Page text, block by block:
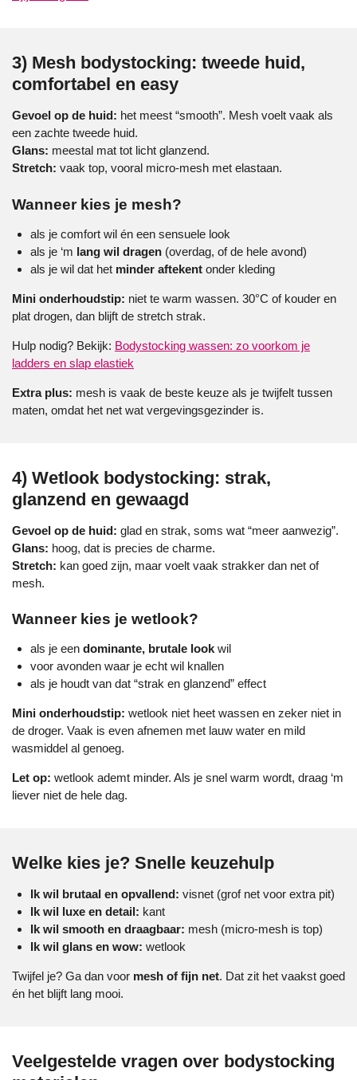
3) Mesh bodystocking: tweede huid,
comfortabel en easy
Gevoel op de huid: het meest “smooth”. Mesh voelt vaak als
een zachte tweede huid.
Glans: meestal mat tot licht glanzend.
Stretch: vaak top, vooral micro-mesh met elastaan.
Wanneer kies je mesh?
als je comfort wil én een sensuele look
als je ‘m lang wil dragen(overdag, of de hele avond)
als je wil dat het minder aftekentonder kleding
Mini onderhoudstip: niet te warm wassen. 30°C of kouder en
plat drogen, dan blijft de stretch strak.
Hulp nodig? Bekijk: Bodystocking wassen: zo voorkom je
ladders en slap elastiek
Extra plus: mesh is vaak de beste keuze als je twijfelt tussen
maten, omdat het net wat vergevingsgezinder is.
4) Wetlook bodystocking: strak,
glanzend en gewaagd
Gevoel op de huid: glad en strak, soms wat “meer aanwezig”.
Glans: hoog, dat is precies de charme.
Stretch: kan goed zijn, maar voelt vaak strakker dan net of
mesh.
Wanneer kies je wetlook?
als je een dominante, brutale lookwil
voor avonden waar je echt wil knallen
als je houdt van dat “strak en glanzend” effect
Mini onderhoudstip: wetlook niet heet wassen en zeker niet in
de droger. Vaak is even afnemen met lauw water en mild
wasmiddel al genoeg.
Let op: wetlook ademt minder. Als je snel warm wordt, draag ‘m
liever niet de hele dag.
Welke kies je? Snelle keuzehulp
Ik wil brutaal en opvallend: visnet (grof net voor extra pit)
Ik wil luxe en detail: kant
Ik wil smooth en draagbaar: mesh (micro-mesh is top)
Ik wil glans en wow: wetlook
Twijfel je? Ga dan voor mesh of fijn net. Dat zit het vaakst goed
én het blijft lang mooi.
Veelgestelde vragen over bodystocking